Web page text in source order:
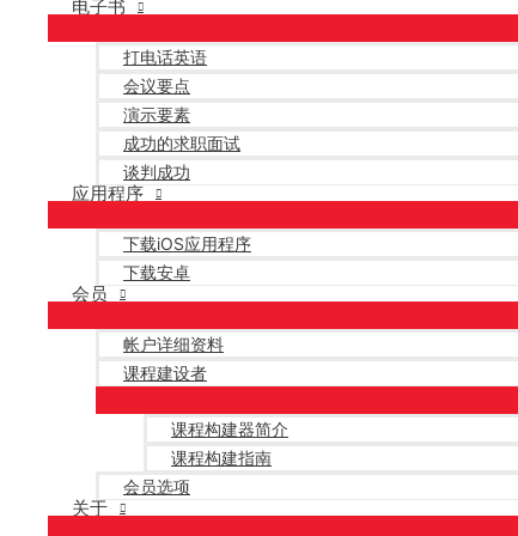
电子书
打电话英语
会议要点
演示要素
成功的求职面试
谈判成功
应用程序
下载iOS应用程序
下载安卓
会员
帐户详细资料
课程建设者
课程构建器简介
课程构建指南
会员选项
关于